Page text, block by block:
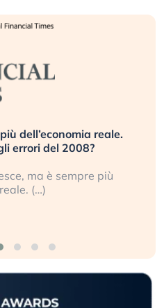
dell’economia reale.
errori del 2008?
ma è sempre più
(…)